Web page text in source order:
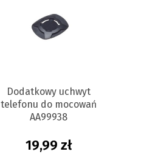
Dodatkowy uchwyt
telefonu do mocowań
AA99938
19,99 zł